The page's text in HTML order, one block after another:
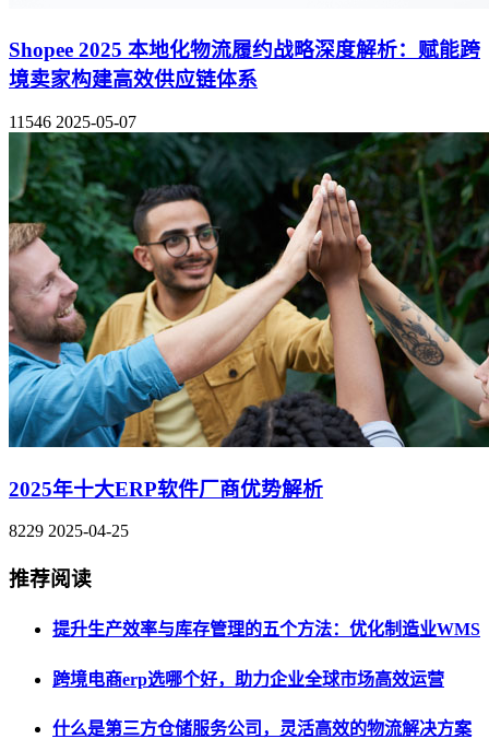
Shopee 2025 本地化物流履约战略深度解析：赋能跨
境卖家构建高效供应链体系
11546 2025-05-07
2025年十大ERP软件厂商优势解析
8229 2025-04-25
推荐阅读
提升生产效率与库存管理的五个方法：优化制造业WMS
跨境电商erp选哪个好，助力企业全球市场高效运营
什么是第三方仓储服务公司，灵活高效的物流解决方案